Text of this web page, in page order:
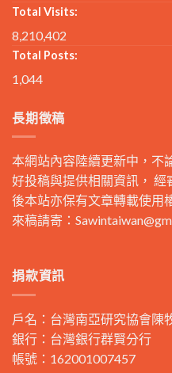
Total Visits:
8,210,402
Total Posts:
1,044
長期徵稿
本網站內容陸續更新中，不
好投稿與提供相關資訊，
後本站亦保有文章轉載使用
來稿請寄：
捐款資訊
戶名：台灣南亞研究協會陳
銀行：台灣銀行群賢分行
帳號：162001007457